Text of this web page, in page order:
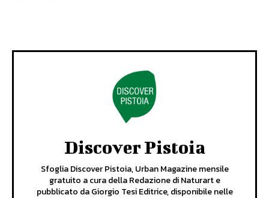
Discover Pistoia
Sfoglia Discover Pistoia, Urban Magazine mensile
gratuito a cura della Redazione di Naturart e
pubblicato da Giorgio Tesi Editrice, disponibile nelle